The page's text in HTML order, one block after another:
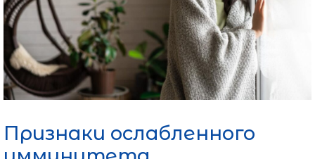
Признаки ослабленного